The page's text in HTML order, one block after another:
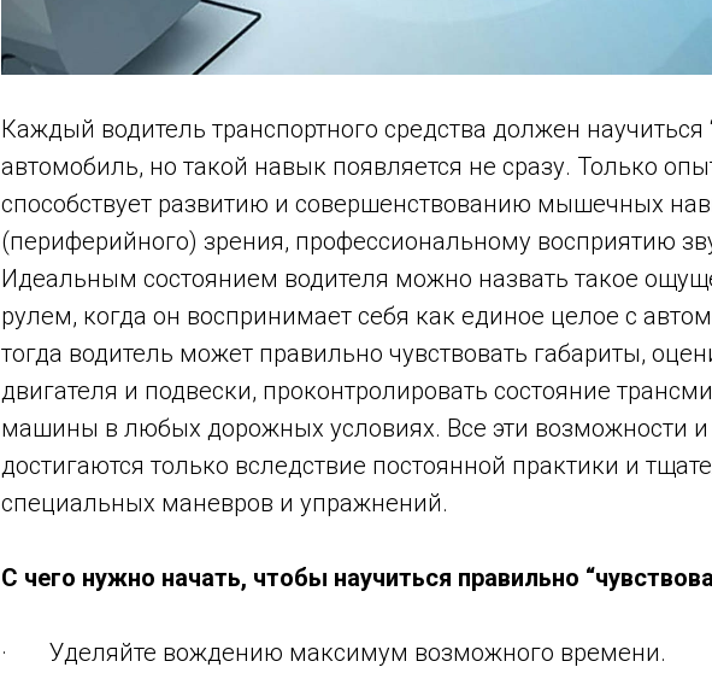
Каждый водитель транспортного средства должен научиться
автомобиль, но такой навык появляется не сразу. Только
способствует развитию и совершенствованию мышечных
(периферийного) зрения, профессиональному восприятию
Идеальным состоянием водителя можно назвать такое
рулем, когда он воспринимает себя как единое целое с
тогда водитель может правильно чувствовать габариты,
двигателя и подвески, проконтролировать состояние
машины в любых дорожных условиях. Все эти возможности
достигаются только вследствие постоянной практики и
специальных маневров и упражнений.
С чего нужно начать, чтобы научиться правильно
· Уделяйте вождению максимум возможного времени.